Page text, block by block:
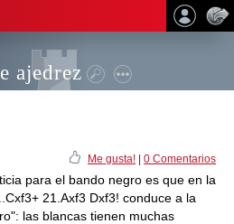
ajedrez
Me gusta! 0 Comentarios
para el bando negro es que en la
21.Axf3 Dxf3! conduce a la
las blancas tienen muchas